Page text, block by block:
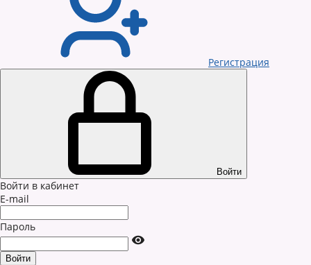
Регистрация
Войти
Войти в кабинет
E-mail
Пароль